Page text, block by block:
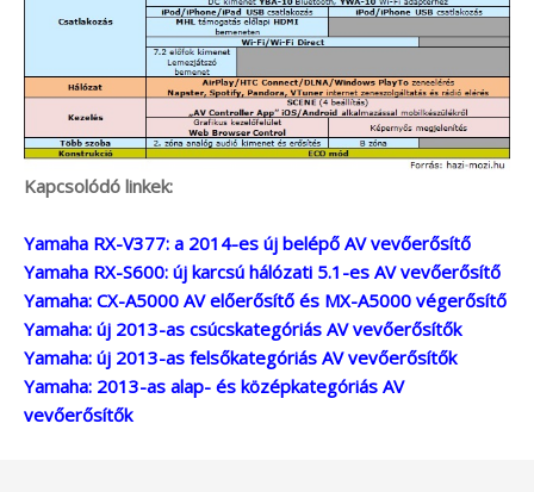
Kapcsolódó linkek:
Yamaha RX-V377: a 2014-es új belépő AV vevőerősítő
Yamaha RX-S600: új karcsú hálózati 5.1-es AV vevőerősítő
Yamaha: CX-A5000 AV előerősítő és MX-A5000 végerősítő
Yamaha: új 2013-as csúcskategóriás AV vevőerősítők
Yamaha: új 2013-as felsőkategóriás AV vevőerősítők
Yamaha: 2013-as alap- és középkategóriás AV
vevőerősítők